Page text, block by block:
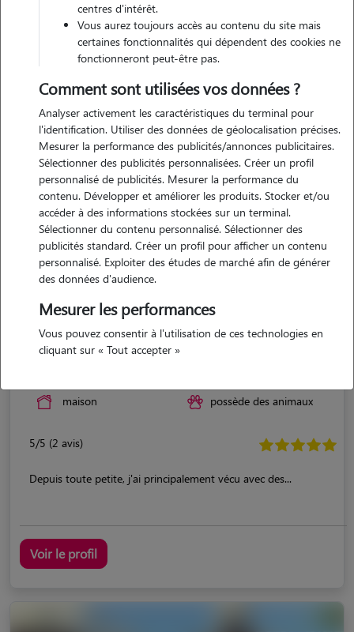
Nos familles d'accueil à L' Isle-
d'Abeau (38080)
Florence
maison possède des animaux
5/5 (2 avis)
Depuis toute petite, j'ai principalement vécu avec des...
Voir le profil
centres d'intérêt.
Vous aurez toujours accès au contenu du site mais
certaines fonctionnalités qui dépendent des cookies ne
fonctionneront peut-être pas.
Comment sont utilisées vos données ?
Analyser activement les caractéristiques du terminal pour
l'identification. Utiliser des données de géolocalisation précises.
Mesurer la performance des publicités/annonces publicitaires.
Sélectionner des publicités personnalisées. Créer un profil
personnalisé de publicités. Mesurer la performance du
contenu. Développer et améliorer les produits. Stocker et/ou
accéder à des informations stockées sur un terminal.
Sélectionner du contenu personnalisé. Sélectionner des
publicités standard. Créer un profil pour afficher un contenu
personnalisé. Exploiter des études de marché afin de générer
des données d'audience.
Mesurer les performances
Vous pouvez consentir à l'utilisation de ces technologies en
cliquant sur « Tout accepter »